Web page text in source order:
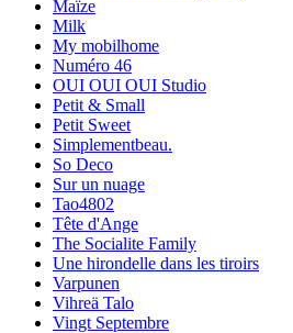
Maïze
Milk
My mobilhome
Numéro 46
OUI OUI OUI Studio
Petit & Small
Petit Sweet
Simplementbeau.
So Deco
Sur un nuage
Tao4802
Tête d'Ange
The Socialite Family
Une hirondelle dans les tiroirs
Varpunen
Vihreä Talo
Vingt Septembre